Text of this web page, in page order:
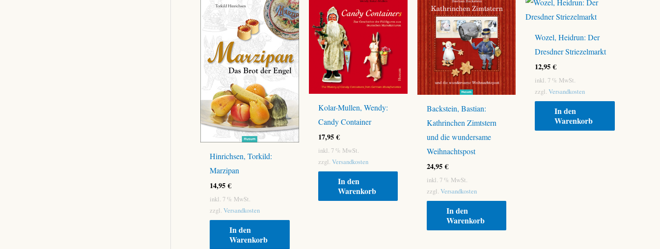
Hinrichsen, Torkild:
Marzipan
14,95€
inkl. 7 % MwSt.
zzgl.Versandkosten
In den
Warenkorb
Kolar-Mullen, Wendy:
Candy Container
17,95€
inkl. 7 % MwSt.
zzgl. Versandkosten
In den
Warenkorb
Backstein, Bastian:
Kathrinchen Zimtstern
und die wundersame
Weihnachtspost
24,95€
inkl. 7 % MwSt.
zzgl. Versandkosten
In den
Warenkorb
Wozel, Heidrun: Der
Dresdner Striezelmarkt
12,95€
inkl. 7 % MwSt.
zzgl.Versandkosten
In den
Warenkorb